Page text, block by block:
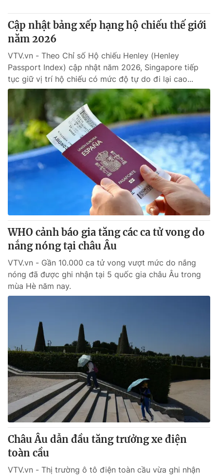
Cập nhật bảng xếp hạng hộ chiếu thế giới
năm 2026
VTV.vn - Theo Chỉ số Hộ chiếu Henley (Henley
Passport Index) cập nhật năm 2026, Singapore tiếp
tục giữ vị trí hộ chiếu có mức độ tự do đi lại cao...
WHO cảnh báo gia tăng các ca tử vong do
nắng nóng tại châu Âu
VTV.vn - Gần 10.000 ca tử vong vượt mức do nắng
nóng đã được ghi nhận tại 5 quốc gia châu Âu trong
mùa Hè năm nay.
Châu Âu dẫn đầu tăng trưởng xe điện
toàn cầu
VTV.vn - Thị trường ô tô điện toàn cầu vừa ghi nhận